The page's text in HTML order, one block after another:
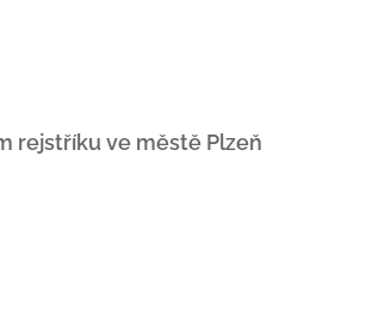
rejstříku ve městě Plzeň